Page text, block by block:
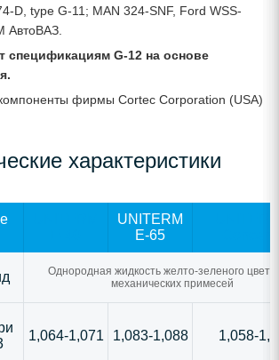
D, type G-11; MAN 324-SNF, Ford WSS-
АвтоВАЗ.
спецификациям G-12 на основе
фирмы Cortec Corporation (USA)
характеристики
UNITERM
E-65
Однородная жидкость желто-зеленого цвета
механических примесей
1,064-1,071 1,083-1,088 1,058-